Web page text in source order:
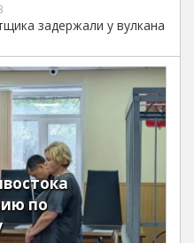
задержали у вулкана
по